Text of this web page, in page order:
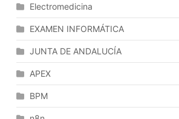
Prohibiciones.
Invalidez
De
Los
Administrativas
Electromedicina
EXAMEN INFORMÁTICA
JUNTA DE ANDALUCÍA
APEX
BPM